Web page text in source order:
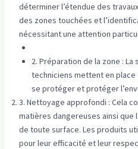
déterminer l’étendue des
des zones touchées et
nécessitant une attention
2. Préparation de la zone :
techniciens mettent en
se protéger et protéger
3. Nettoyage approfondi : Cela
matières dangereuses ainsi
de toute surface. Les produits
pour leur efficacité et leur